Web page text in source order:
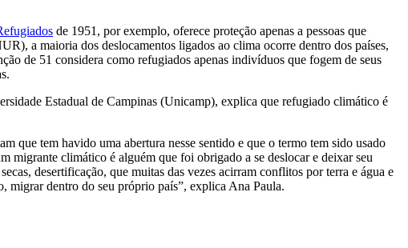
de 1951, por exemplo, oferece proteção apenas a pessoas que
a maioria dos deslocamentos ligados ao clima ocorre dentro dos países,
de 51 considera como refugiados apenas indivíduos que fogem de seus
Estadual de Campinas (Unicamp), explica que refugiado climático é
que tem havido uma abertura nesse sentido e que o termo tem sido usado
migrante climático é alguém que foi obrigado a se deslocar e deixar seu
desertificação, que muitas das vezes acirram conflitos por terra e água e
migrar dentro do seu próprio país”, explica Ana Paula.